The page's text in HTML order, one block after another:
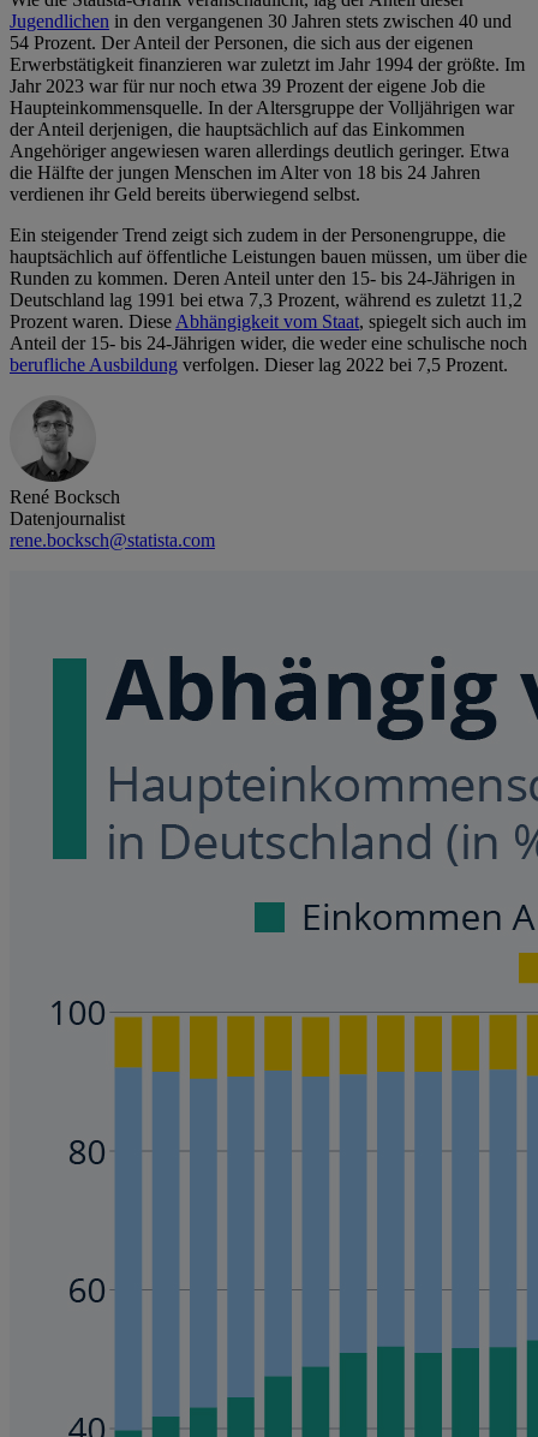
Jugendlichen in den vergangenen 30 Jahren stets zwischen 40 und
54 Prozent. Der Anteil der Personen, die sich aus der eigenen
Erwerbstätigkeit finanzieren war zuletzt im Jahr 1994 der größte. Im
Jahr 2023 war für nur noch etwa 39 Prozent der eigene Job die
Haupteinkommensquelle. In der Altersgruppe der Volljährigen war
der Anteil derjenigen, die hauptsächlich auf das Einkommen
Angehöriger angewiesen waren allerdings deutlich geringer. Etwa
die Hälfte der jungen Menschen im Alter von 18 bis 24 Jahren
verdienen ihr Geld bereits überwiegend selbst.
Ein steigender Trend zeigt sich zudem in der Personengruppe, die
hauptsächlich auf öffentliche Leistungen bauen müssen, um über die
Runden zu kommen. Deren Anteil unter den 15- bis 24-Jährigen in
Deutschland lag 1991 bei etwa 7,3 Prozent, während es zuletzt 11,2
Prozent waren. DieseAbhängigkeit vom Staat, spiegelt sich auch im
Anteil der 15- bis 24-Jährigen wider, die weder eine schulische noch
berufliche Ausbildung verfolgen. Dieser lag 2022 bei 7,5 Prozent.
René Bocksch
Datenjournalist
rene.bocksch@statista.com